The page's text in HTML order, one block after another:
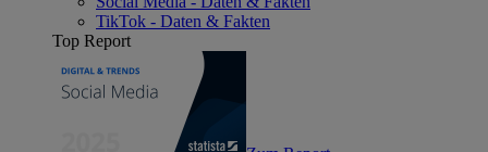
TikTok - Daten & Fakten
Top Report